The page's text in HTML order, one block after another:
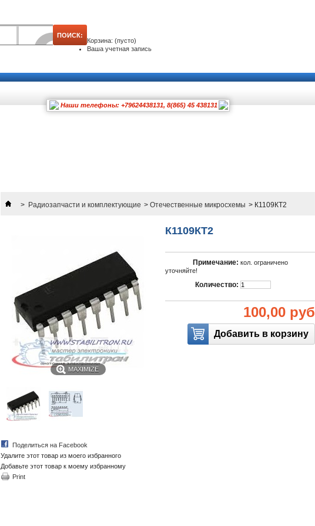
Корзина: (пусто)
Ваша учетная запись
Наши телефоны: +79624438131, 8(865) 45 438131
> Радиозапчасти и комплектующие > Отечественные микросхемы > К1109КТ2
MAXIMIZE
Поделиться на Facebook
Удалите этот товар из моего избранного
Добавьте этот товар к моему избранному
Print
К1109КТ2
Примечание: кол. ограничено
уточняйте!
Количество:
100,00 руб